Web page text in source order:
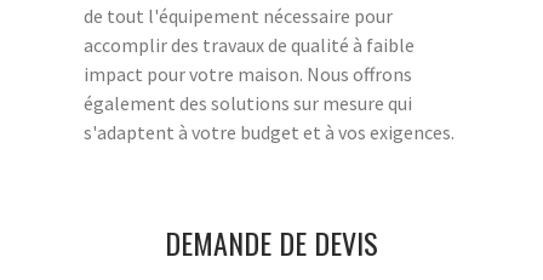
de tout l'équipement nécessaire pour
accomplir des travaux de qualité à faible
impact pour votre maison. Nous offrons
également des solutions sur mesure qui
s'adaptent à votre budget et à vos exigences.
DEMANDE DE DEVIS